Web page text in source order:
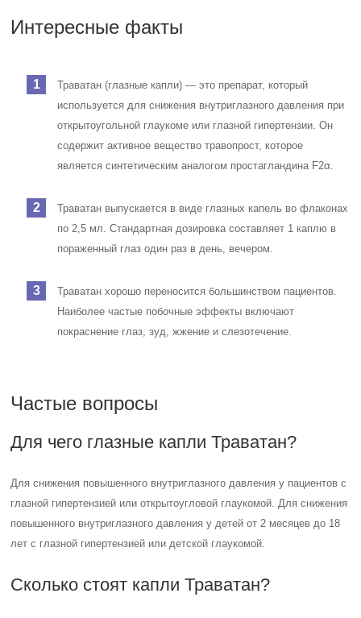
Интересные факты
Траватан (глазные капли) — это препарат, который
используется для снижения внутриглазного давления при
открытоугольной глаукоме или глазной гипертензии. Он
содержит активное вещество травопрост, которое
является синтетическим аналогом простагландина F2α.
Траватан выпускается в виде глазных капель во флаконах
по 2,5 мл. Стандартная дозировка составляет 1 каплю в
пораженный глаз один раз в день, вечером.
Траватан хорошо переносится большинством пациентов.
Наиболее частые побочные эффекты включают
покраснение глаз, зуд, жжение и слезотечение.
Частые вопросы
Для чего глазные капли Траватан?
Для снижения повышенного внутриглазного давления у пациентов с
глазной гипертензией или открытоугловой глаукомой. Для снижения
повышенного внутриглазного давления у детей от 2 месяцев до 18
лет с глазной гипертензией или детской глаукомой.
Сколько стоят капли Траватан?